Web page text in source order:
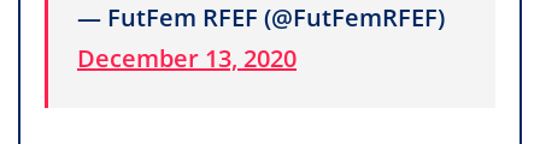
— FutFem RFEF (@FutFemRFEF)
December 13, 2020